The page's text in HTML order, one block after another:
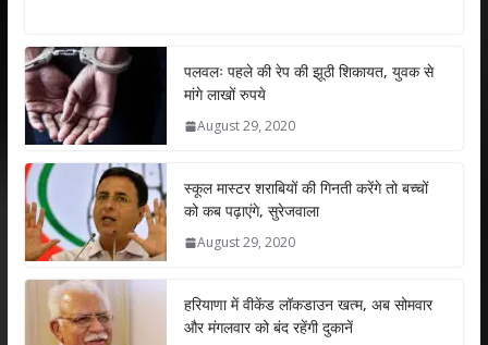
at
s
A
p
p
e
b
o
k
er e
dI
n
l e
पलवलः पहले की रेप की झूठी शिकायत, युवक से
मांगे लाखों रुपये
August 29, 2020
स्कूल मास्टर शराबियों की गिनती करेंगे तो बच्चों
को कब पढ़ाएंगे, सुरेजवाला
August 29, 2020
हरियाणा में वीकेंड लॉकडाउन खत्म, अब सोमवार
और मंगलवार को बंद रहेंगी दुकानें